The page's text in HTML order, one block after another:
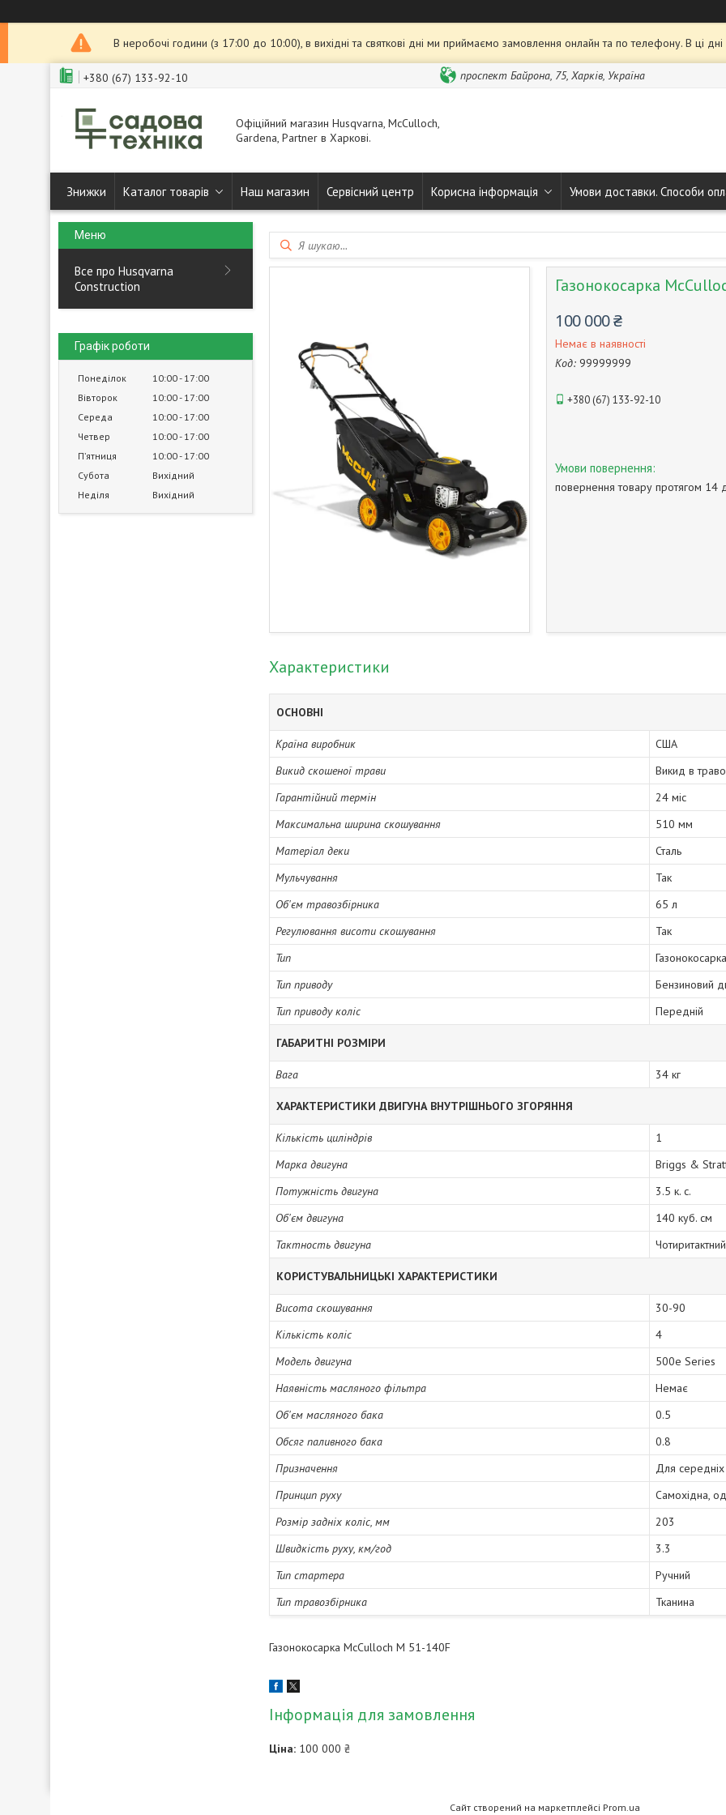
В неробочі години (з 17:00 до 10:00), в вихідні та святкові дні ми приймаємо замовлення онлайн та по телефону. В ці
+380 (67) 133-92-10 проспект Байрона, 75, Харків, Україна
Офіційний магазин Husqvarna, McCulloch,
Gardena, Partner в Харкові.
Знижки Каталог товарів Наш магазин Сервісний центр Корисна інформація Умови доставки. Способи
Все про Husqvarna
Construction
Графік роботи
Понеділок 10:00 17:00
Вівторок
10:00 17:00
Середа
10:00 17:00
Четвер
10:00 17:00
Пʼятниця
10:00 17:00
Субота
Вихідний
Неділя
Вихідний
Газонокосарка
100 000 ₴
Немає в наявності
Код: 99999999
+380 (67) 133-92-10
повернення товару протягом 14
Характеристики
ОСНОВНІ
Країна виробник
США
Викид скошеної трави
Викид в
Гарантійний термін
24 міс
Максимальна ширина скошування
510 мм
Матеріал деки
Сталь
Мульчування
Так
Об'єм травозбірника
65 л
Регулювання висоти скошування
Так
Тип
Газонокосарка
Тип приводу
Бензиновий
Тип приводу коліс
Передній
ГАБАРИТНІ РОЗМІРИ
Вага 34 кг
ХАРАКТЕРИСТИКИ ДВИГУНА ВНУТРІШНЬОГО ЗГОРЯННЯ
Кількість циліндрів
1
Марка двигуна
Briggs &
Потужність двигуна
3.5 к. с.
Об'єм двигуна
140 куб. см
Тактность двигуна
Чотиритактний
КОРИСТУВАЛЬНИЦЬКІ ХАРАКТЕРИСТИКИ
Висота скошування
30-90
Кількість коліс
4
Модель двигуна
500е Series
Наявність масляного фільтра
Немає
Об'єм масляного бака
0.5
Обсяг паливного бака
0.8
Призначення
Для середніх
Принцип руху
Самохідна,
Розмір задніх коліс, мм
203
Швидкість руху, км/год
3.3
Тип стартера
Ручний
Тип травозбірника
Тканина
Газонокосарка McCulloch M 51-140F
Інформація для замовлення
Ціна: 100 000 ₴
Сайт створений на маркетплейсі Prom.ua